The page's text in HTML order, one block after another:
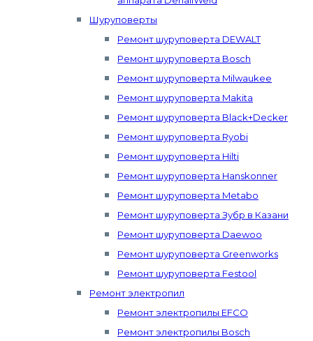
Шуруповерты
Ремонт шуруповерта DEWALT
Ремонт шуруповерта Bosch
Ремонт шуруповерта Milwaukee
Ремонт шуруповерта Makita
Ремонт шуруповерта Black+Decker
Ремонт шуруповерта Ryobi
Ремонт шуруповерта Hilti
Ремонт шуруповерта Hanskonner
Ремонт шуруповерта Metabo
Ремонт шуруповерта Зубр в Казани
Ремонт шуруповерта Daewoo
Ремонт шуруповерта Greenworks
Ремонт шуруповерта Festool
Ремонт электропил
Ремонт электропилы EFCO
Ремонт электропилы Bosch